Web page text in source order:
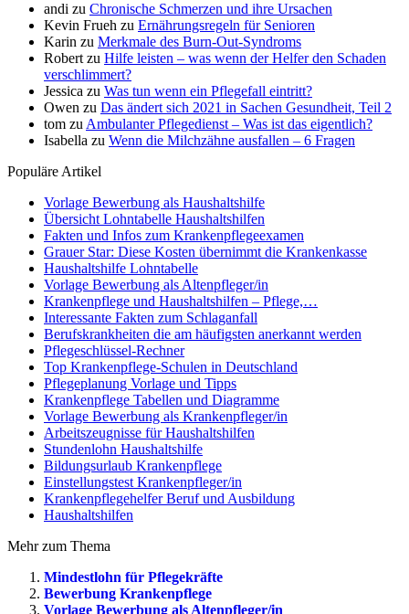
andi zu Chronische Schmerzen und ihre Ursachen
Kevin Frueh zu Ernährungsregeln für Senioren
Karin zu Merkmale des Burn-Out-Syndroms
Robert zu Hilfe leisten – was wenn der Helfer den Schaden
verschlimmert?
Jessica zu Was tun wenn ein Pflegefall eintritt?
Owen zu Das ändert sich 2021 in Sachen Gesundheit, Teil 2
tom zu Ambulanter Pflegedienst – Was ist das eigentlich?
Isabella zu Wenn die Milchzähne ausfallen – 6 Fragen
Populäre Artikel
Vorlage Bewerbung als Haushaltshilfe
Übersicht Lohntabelle Haushaltshilfen
Fakten und Infos zum Krankenpflegeexamen
Grauer Star: Diese Kosten übernimmt die Krankenkasse
Haushaltshilfe Lohntabelle
Vorlage Bewerbung als Altenpfleger/in
Krankenpflege und Haushaltshilfen – Pflege,…
Interessante Fakten zum Schlaganfall
Berufskrankheiten die am häufigsten anerkannt werden
Pflegeschlüssel-Rechner
Top Krankenpflege-Schulen in Deutschland
Pflegeplanung Vorlage und Tipps
Krankenpflege Tabellen und Diagramme
Vorlage Bewerbung als Krankenpfleger/in
Arbeitszeugnisse für Haushaltshilfen
Stundenlohn Haushaltshilfe
Bildungsurlaub Krankenpflege
Einstellungstest Krankenpfleger/in
Krankenpflegehelfer Beruf und Ausbildung
Haushaltshilfen
Mehr zum Thema
Mindestlohn für Pflegekräfte
Bewerbung Krankenpflege
Vorlage Bewerbung als Altenpfleger/in